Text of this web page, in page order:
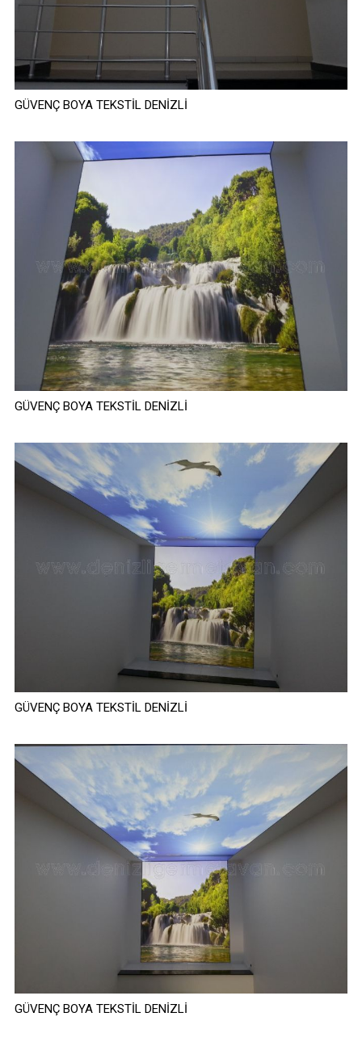
GÜVENÇ BOYA TEKSTİL DENİZLİ
GÜVENÇ BOYA TEKSTİL DENİZLİ
GÜVENÇ BOYA TEKSTİL DENİZLİ
GÜVENÇ BOYA TEKSTİL DENİZLİ